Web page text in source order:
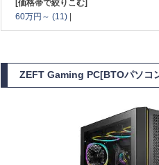
[価格帯で絞りこむ]
60万円～ (11) |
ZEFT Gaming PC[BTOパソコ